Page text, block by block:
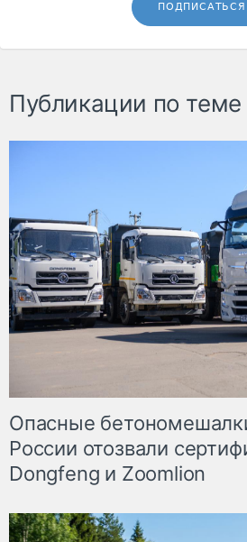
ПОДПИСАТЬСЯ
Публикации по теме
Опасные
России отозвали
Dongfeng и Zoomlion